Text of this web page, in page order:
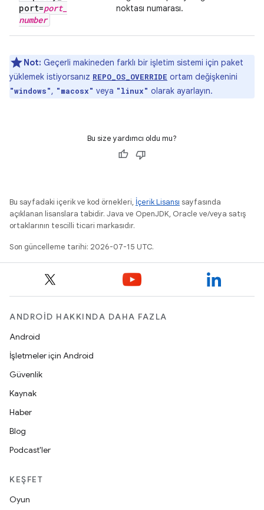
port=port_
number
noktası numarası.
Not: Geçerli makineden farklı bir işletim sistemi için paket
yüklemek istiyorsanız REPO_OS_OVERRIDE ortam değişkenini
"windows", "macosx" veya "linux" olarak ayarlayın.
Bu size yardımcı oldu mu?
Bu sayfadaki içerik ve kod örnekleri, İçerik Lisansı sayfasında
açıklanan lisanslara tabidir. Java ve OpenJDK, Oracle ve/veya satış
ortaklarının tescilli ticari markasıdır.
Son güncelleme tarihi: 2026-07-15 UTC.
ANDROID HAKKINDA DAHA FAZLA
Android
İşletmeler için Android
Güvenlik
Kaynak
Haber
Blog
Podcast'ler
KEŞFET
Oyun